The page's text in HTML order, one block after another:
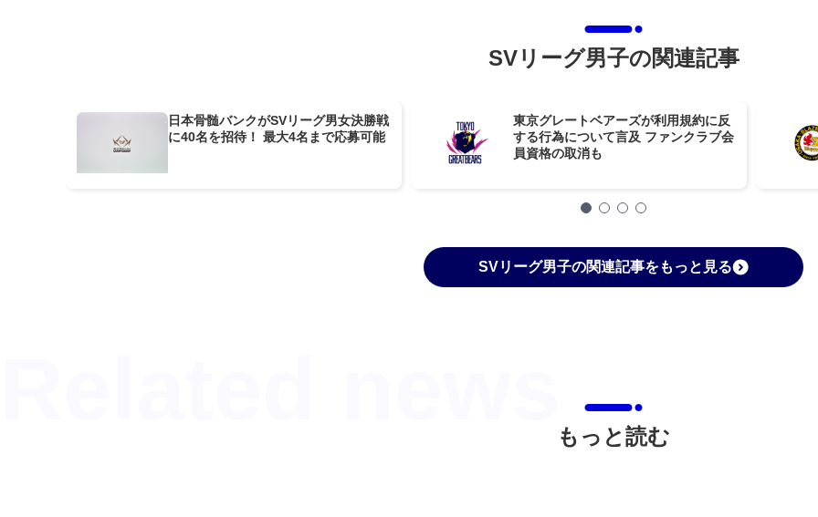
SVリーグ男子の関連記事
日本骨髄バンクがSVリーグ男女決勝戦
に40名を招待！ 最大4名まで応募可能
東京グレートベアーズが利用規約に反
する行為について言及 ファンクラブ会
員資格の取消も
SVリーグ男子の関連記事をもっと見る
もっと読む